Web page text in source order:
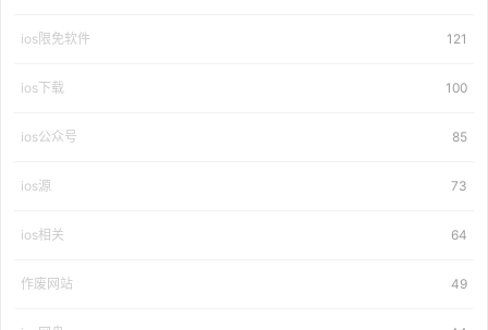
ios限免软件 121
ios下载 100
ios公众号 85
ios源 73
ios相关 64
作废网站 49